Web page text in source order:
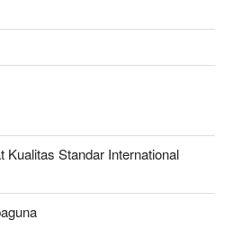
Kualitas Standar International